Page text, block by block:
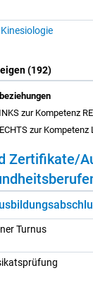
(192)
zur Kompetenz
zur Kompetenz
Zer­ti­fi­ka­te/​
Tur­nus